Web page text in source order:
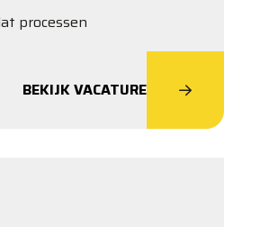
processen
BEKIJK VACATURE